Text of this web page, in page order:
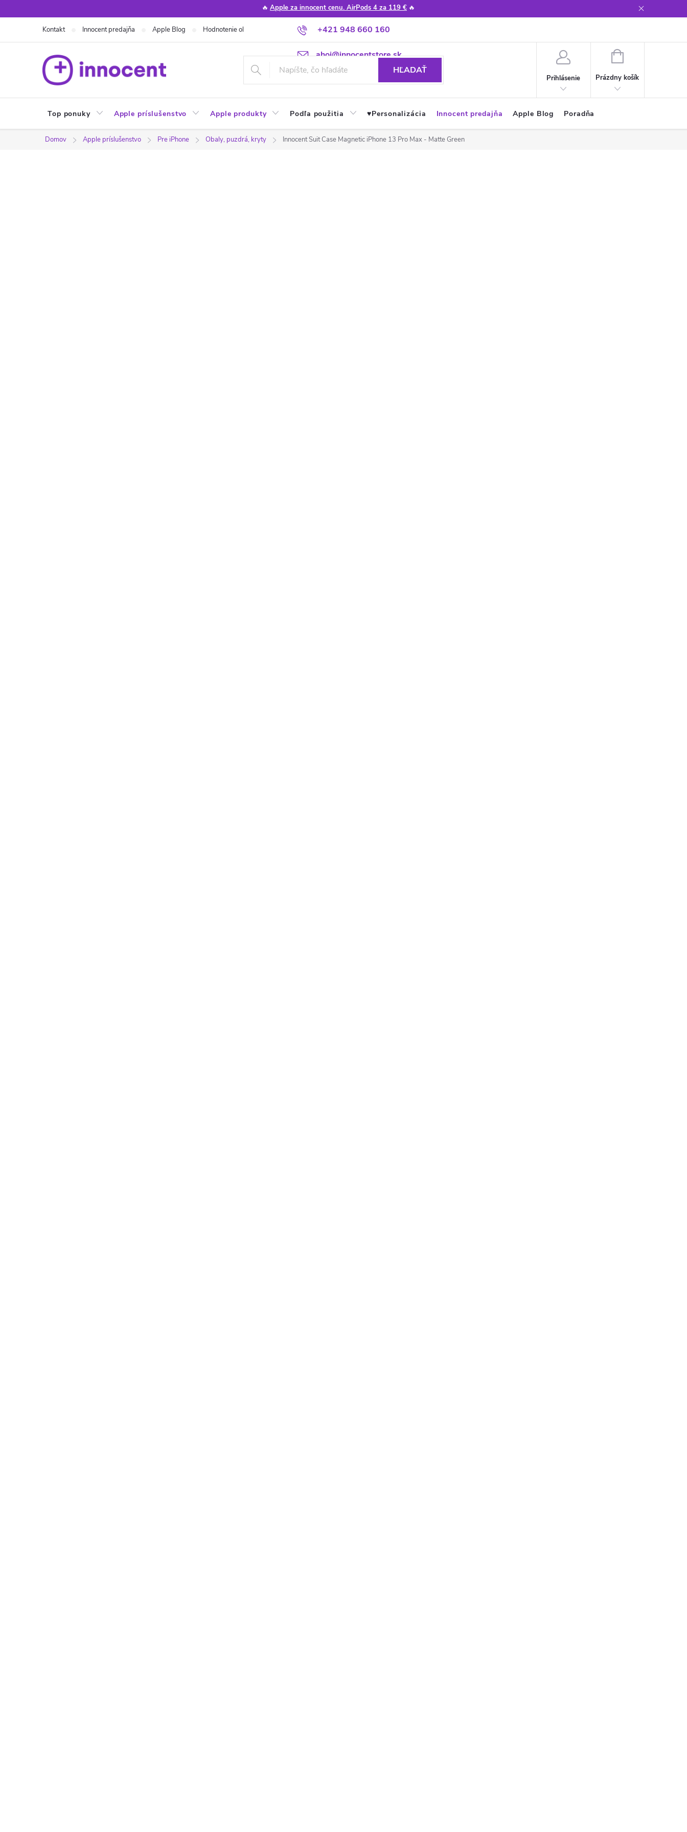
na
🔥 Apple za innocent cenu. AirPods 4 za 119 € 🔥
+421 948 660 160
ahoj@innocentstore.sk
Kontakt Innocent predajňa Apple Blog Hodnotenie obchodu Poradňa Apple návody a tipy
HĽADAŤ
Prihlásenie
NÁKUPNÝ
Prázdny košík
Top ponuky Apple príslušenstvo Apple produkty Podľa použitia ♥︎Personalizácia Innocent predajňa Apple Blog Poradňa
Domov Apple príslušenstvo Pre iPhone Obaly, puzdrá, kryty Innocent Suit Case Magnetic iPhone 13 Pro Max - Matte Green